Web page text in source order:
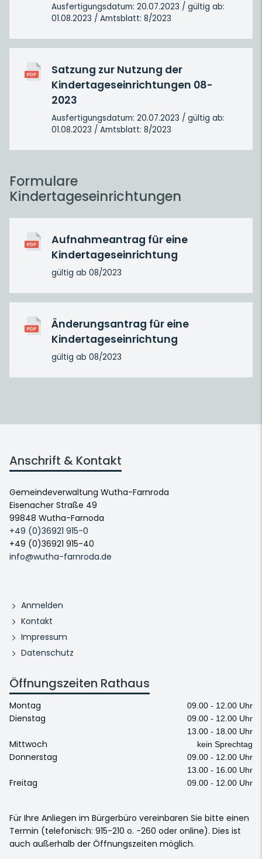
Ausfertigungsdatum: 20.07.2023 / gültig ab:
01.08.2023 / Amtsblatt: 8/2023
Satzung zur Nutzung der
Kindertageseinrichtungen 08-
2023
Ausfertigungsdatum: 20.07.2023 / gültig ab:
01.08.2023 / Amtsblatt: 8/2023
Formulare
Kindertageseinrichtungen
Aufnahmeantrag für eine
Kindertageseinrichtung
gültig ab 08/2023
Änderungsantrag für eine
Kindertageseinrichtung
gültig ab 08/2023
Anschrift & Kontakt
Gemeindeverwaltung Wutha-Farnroda
Eisenacher Straße 49
99848 Wutha-Farnoda
+49 (0)36921 915-0
+49 (0)36921 915-40
info@wutha-farnroda.de
Anmelden
Kontakt
Impressum
Datenschutz
Öffnungszeiten Rathaus
Montag 09.00 - 12.00 Uhr
Dienstag
09.00 - 12.00 Uhr
13.00 - 18.00 Uhr
Mittwoch kein Sprechtag
Donnerstag
09.00 - 12.00 Uhr
13.00 - 16.00 Uhr
Freitag 09.00 - 12.00 Uhr
Für Ihre Anliegen im Bürgerbüro vereinbaren Sie bitte einen
Termin (telefonisch: 915-210 o. -260 oder online). Dies ist
auch außerhalb der Öffnungszeiten möglich.